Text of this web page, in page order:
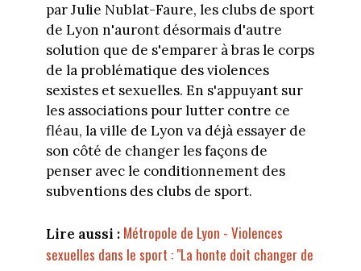
par Julie Nublat-Faure, les clubs de sport
de Lyon n'auront désormais d'autre
solution que de s'emparer à bras le corps
de la problématique des violences
sexistes et sexuelles. En s'appuyant sur
les associations pour lutter contre ce
fléau, la ville de Lyon va déjà essayer de
son côté de changer les façons de
penser avec le conditionnement des
subventions des clubs de sport.
Lire aussi : Métropole de Lyon - Violences
sexuelles dans le sport : "La honte doit changer de